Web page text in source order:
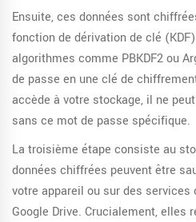
Ensuite, ces données sont
fonction de dérivation de clé
algorithmes comme PBKDF2 ou
de passe en une clé de
accède à votre stockage, il ne
sans ce mot de passe spécifique.
La troisième étape consiste au
données chiffrées peuvent être
votre appareil ou sur des services
Google Drive. Crucialement, elles